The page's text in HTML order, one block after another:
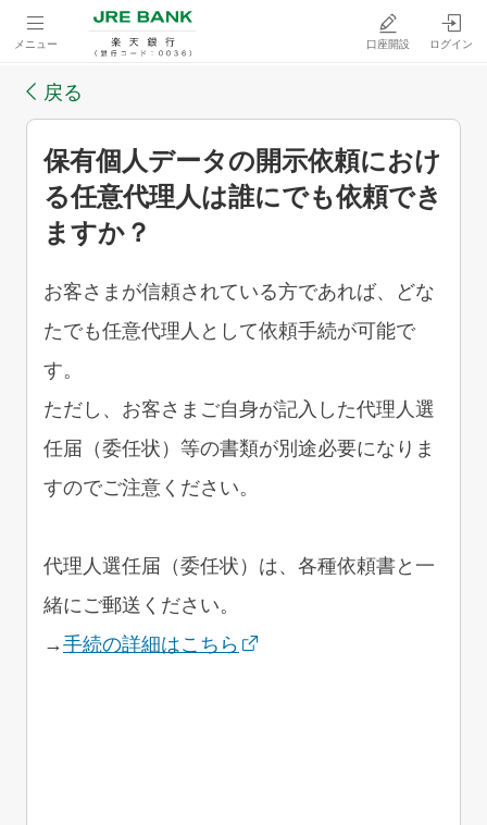
メニュー 口座開設 ログイン
戻る
保有個人データの開示依頼におけ
る任意代理人は誰にでも依頼でき
ますか？
お客さまが信頼されている方であれば、どな
たでも任意代理人として依頼手続が可能で
す。
ただし、お客さまご自身が記入した代理人選
任届（委任状）等の書類が別途必要になりま
すのでご注意ください。
代理人選任届（委任状）は、各種依頼書と一
緒にご郵送ください。
→手続の詳細はこちら